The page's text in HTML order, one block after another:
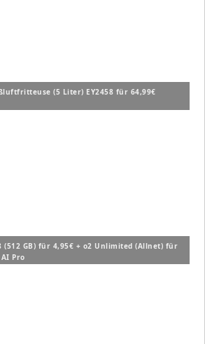
(5 Liter) EY2458 für 64,99€
(512 GB) für 4,95€ + o2 Unlimited (Allnet) für
Pro